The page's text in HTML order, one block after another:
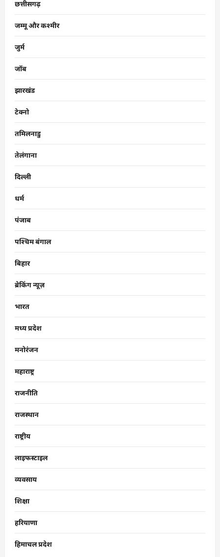
छत्तीसगढ़
जम्मू और कश्मीर
जुर्म
जॉब
झारखंड
टेक्नो
तमिलनाडु
तेलंगाना
दिल्ली
धर्म
पंजाब
पश्चिम बंगाल
बिहार
ब्रेकिंग न्यूज़
भारत
मध्य प्रदेश
मनोरंजन
महाराष्ट्र
राजनीति
राजस्थान
राष्ट्रीय
लाइफस्टाइल
व्यवसाय
शिक्षा
हरियाणा
हिमाचल प्रदेश